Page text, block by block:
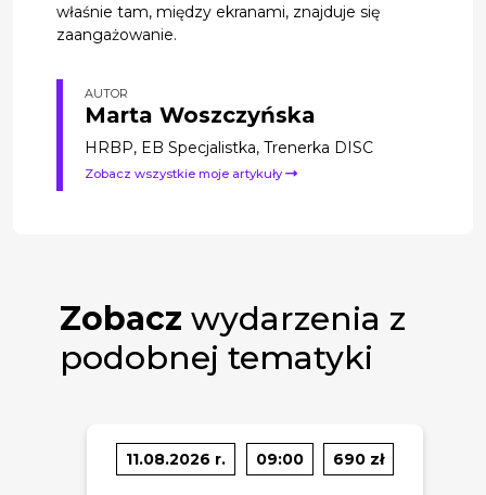
właśnie tam, między ekranami, znajduje się
zaangażowanie.
AUTOR
Marta Woszczyńska
HRBP, EB Specjalistka, Trenerka DISC
Zobacz wszystkie moje artykuły
Zobacz wydarzenia z
podobnej tematyki
11.08.2026 r. 09:00 690 zł